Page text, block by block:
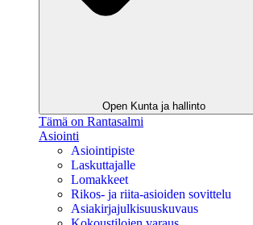
Open Kunta ja hallinto
Tämä on Rantasalmi
Asiointi
Asiointipiste
Laskuttajalle
Lomakkeet
Rikos- ja riita-asioiden sovittelu
Asiakirjajulkisuuskuvaus